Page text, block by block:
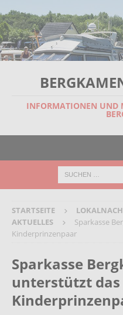
INFORMATIONEN UND
STARTSEITE
AKTUELLES
Sparkasse
Kinderprinzenpaar
Sparkasse
unterstützt das